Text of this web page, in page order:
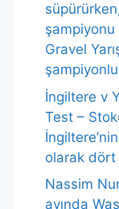
Gravel
İngiltere v
Test –
olarak dört
Nassim
ayında